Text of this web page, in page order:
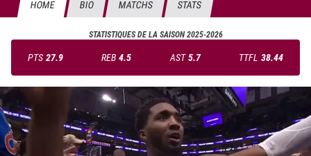
HOME BIO MATCHS STATS
STATISTIQUES DE LA SAISON2025-2026
PTS 27.9 REB 4.5 AST 5.7 TTFL 38.44